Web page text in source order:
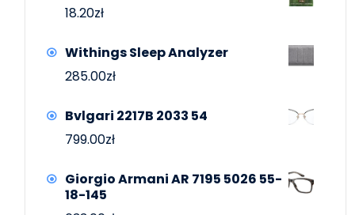
18.20zł
Withings Sleep Analyzer
285.00zł
Bvlgari 2217B 2033 54
799.00zł
Giorgio Armani AR 7195 5026 55-
18-145